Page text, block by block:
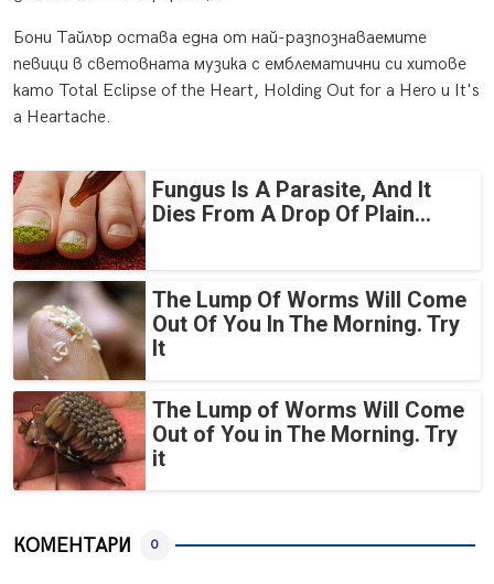
Бони Тайлър остава една от най-разпознаваемите
певици в световната музика с емблематични си хитове
като Total Eclipse of the Heart, Holding Out for a Hero и It's
a Heartache.
Fungus Is A Parasite, And It
Dies From A Drop Of Plain...
The Lump Of Worms Will Come
Out Of You In The Morning. Try
It
The Lump of Worms Will Come
Out of You in The Morning. Try
it
КОМЕНТАРИ 0